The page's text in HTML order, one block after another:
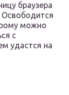
браузера
Освободится
можно
с
удастся на